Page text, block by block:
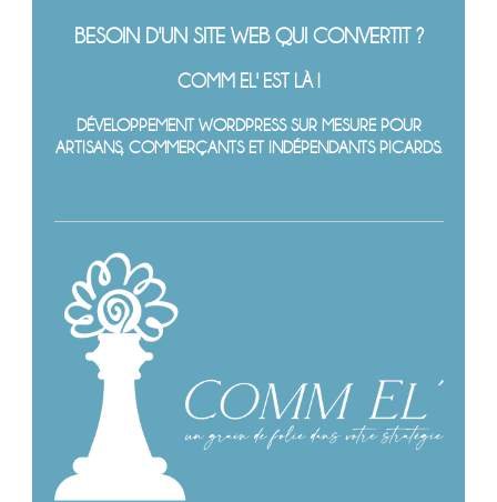
BESOIN D'UN SITE WEB QUI CONVERTIT ?
COMM EL' EST LÀ !
DÉVELOPPEMENT WORDPRESS SUR MESURE POUR
ARTISANS, COMMERÇANTS ET INDÉPENDANTS PICARDS.